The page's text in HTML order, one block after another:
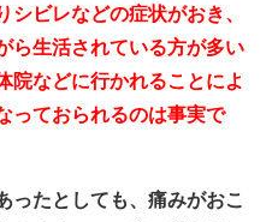
ビレなどの症状がおき、
ら生活されている方が多い
院などに行かれることによ
っておられるのは事実で
ったとしても、痛みがおこ